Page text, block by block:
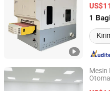
1
Shandong, China
Mesin
Zhejiang Haigong Machinery